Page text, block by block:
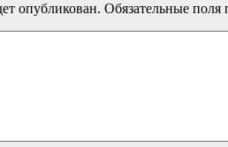
опубликован. Обязательные поля